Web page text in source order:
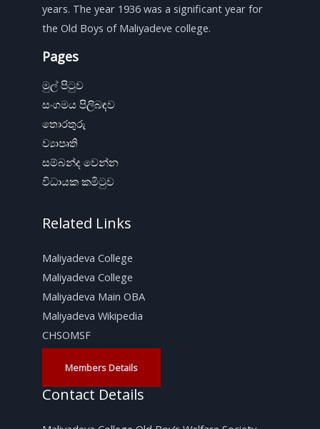
years. The year 1936 was a significant year for
the Old Boys of Maliyadeve college.
Pages
මුල් පිටුව
සංගමය පිලිබඳව
තොරතුරු
ව්‍යාපෘති
සම්බන්ද වෙන්න
විධායක කමිටුව
Related Links
Maliyadeva College
Maliyadeva College
Maliyadeva Main OBA
Maliyadeva Wikipedia
CHSOMSF
Members Details
Contact Details